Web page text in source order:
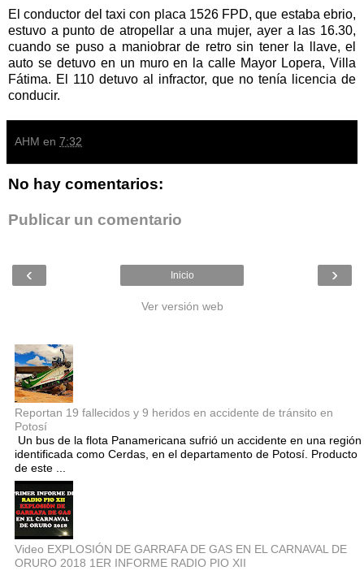
El conductor del taxi con placa 1526 FPD, que estaba ebrio,
estuvo a punto de atropellar a una mujer, ayer a las 16.30,
cuando se puso a maniobrar de retro sin tener la llave, el
auto se detuvo en un muro en la calle Mayor Lopera, Villa
Fátima. El 110 detuvo al infractor, que no tenía licencia de
conducir.
AHM en 7:32
No hay comentarios:
Publicar un comentario
‹ ›
Inicio
Ver versión web
Reportan 19 fallecidos y 9 heridos en accidente de tránsito en
Potosí
Un bus de la flota Panamericana sufrió un accidente en una región
identificada como Cerdas, en el departamento de Potosí. Producto
de este ...
Video EXPLOSIÓN DE GARRAFA DE GAS EN EL CARNAVAL DE
ORURO 2018 1ER INFORME RADIO PIO XII